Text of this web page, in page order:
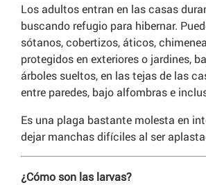
Los adultos entran en las casas
buscando refugio para hibernar.
sótanos, cobertizos, áticos,
protegidos en exteriores o jardines,
árboles sueltos, en las tejas de las
entre paredes, bajo alfombras e
Es una plaga bastante molesta en
dejar manchas difíciles al ser
¿Cómo son las larvas?